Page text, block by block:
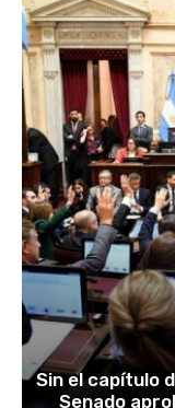
Sin el capítulo
Senado